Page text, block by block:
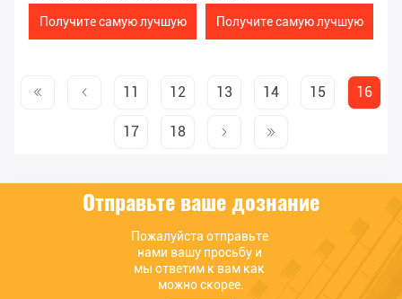
запасные
Получите самую лучшую
Получите самую лучшую
11 12 13 14 15 16
17 18
Отправьте ваше дознание
Пожалуйста отправьте
нами вашу просьбу и
мы ответим к вам как
можно скорее.